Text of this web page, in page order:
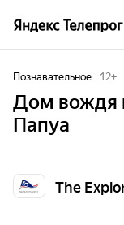
Познавательное 12+
Дом вождя
Папуа
The